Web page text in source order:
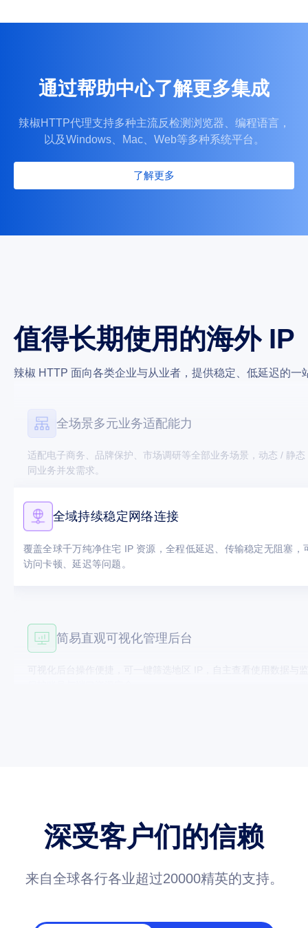
通过帮助中心了解更多集成
辣椒HTTP代理支持多种主流反检测浏览器、编程语言，
以及Windows、Mac、Web等多种系统平台。
了解更多
值得长期使用的海外 IP
辣椒 HTTP 面向各类企业与从业者，提供稳定、低延迟的一
全域持续稳定网络连接
保护账号与端口资源安全。
适配电子商务、品牌保护、市场调研等全部业务场景，动态 / 静
同业务并发需求。
覆盖全球千万纯净住宅 IP 资源，全程低延迟、传输稳定无阻塞，
访问卡顿、延迟等问题。
可视化后台操作便捷，可一键筛选地区 IP，自主查看使用数据与
保护账号与端口资源安全。
覆盖全球千万纯净住宅 IP 资源，全程低延迟、传输稳定无阻塞
深受客户们的信赖
来自全球各行各业超过20000精英的支持。